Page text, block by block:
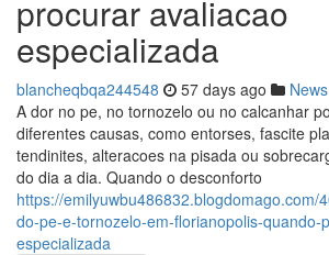
procurar avaliacao
especializada
blancheqbqa244548 57 days ago News
A dor no pe, no tornozelo ou no calcanhar
diferentes causas, como entorses, fascite
tendinites, alteracoes na pisada ou
do dia a dia. Quando o desconforto
https://emilyuwbu486832.blogdomago.com/
do-pe-e-tornozelo-em-florianopolis-quando-
especializada